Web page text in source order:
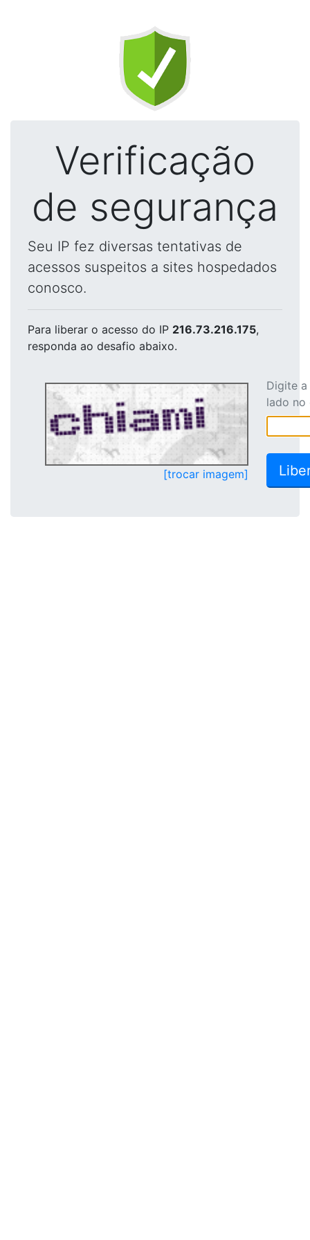
Verificação
de segurança
Seu IP fez diversas tentativas de
acessos suspeitos a sites hospedados
conosco.
Para liberar o acesso do IP 216.73.216.175,
responda ao desafio abaixo.
[trocar imagem]
Digite
lado no